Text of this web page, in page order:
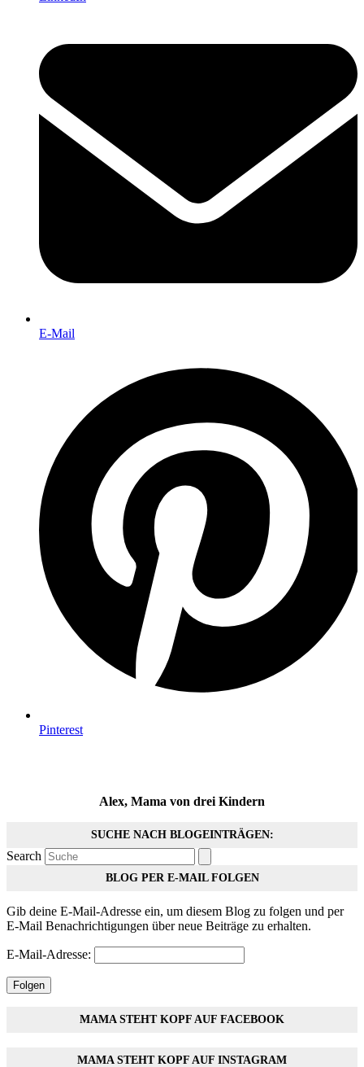
E-Mail
Pinterest
Alex, Mama von drei Kindern
SUCHE NACH BLOGEINTRÄGEN:
Search
BLOG PER E-MAIL FOLGEN
Gib deine E-Mail-Adresse ein, um diesem Blog zu folgen und per
E-Mail Benachrichtigungen über neue Beiträge zu erhalten.
E-Mail-Adresse:
Folgen
MAMA STEHT KOPF AUF FACEBOOK
MAMA STEHT KOPF AUF INSTAGRAM